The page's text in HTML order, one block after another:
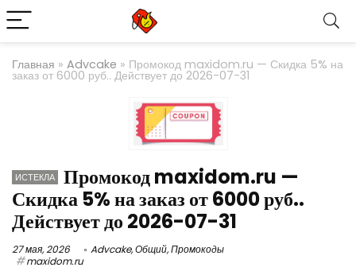
Главная » Advcake » Промокод maxidom.ru — Скидка 5% на
заказ от 6000 руб.. Действует до 2026-07-31
ИСТЕКЛА
Промокод maxidom.ru —
Скидка 5% на заказ от 6000 руб..
Действует до 2026-07-31
27 мая, 2026 Advcake,Общий,Промокоды
maxidom.ru